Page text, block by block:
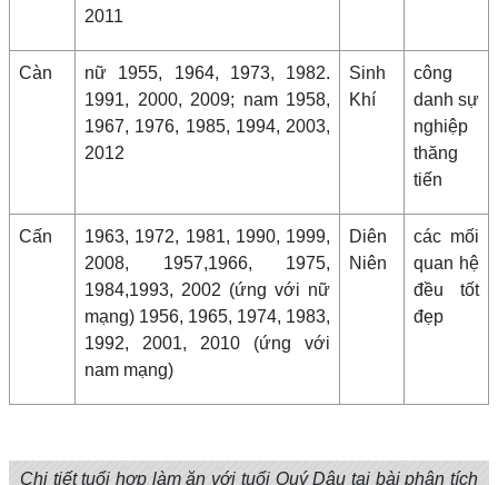
2011
Càn
nữ 1955, 1964, 1973, 1982.
1991, 2000, 2009; nam 1958,
1967, 1976, 1985, 1994, 2003,
2012
Sinh
Khí
công
danh sự
nghiệp
thăng
tiến
Cấn
1963, 1972, 1981, 1990, 1999,
2008, 1957,1966, 1975,
1984,1993, 2002 (ứng với nữ
mạng) 1956, 1965, 1974, 1983,
1992, 2001, 2010 (ứng với
nam mạng)
Diên
Niên
các mối
quan hệ
đều tốt
đẹp
Chi tiết tuổi hợp làm ăn với tuổi Quý Dậu tại bài phân tích